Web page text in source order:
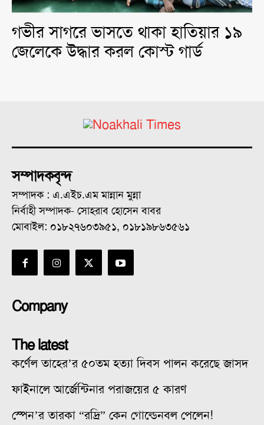
গভীর সাগরে ভাসতে থাকা হাতিয়ার ১৯
জেলেকে উদ্ধার করল কোস্ট গার্ড
সম্পাদকবৃন্দ
সম্পাদক : এ.এইচ.এম মান্নান মুন্না
নির্বাহী সম্পাদক- সোহরাব হোসেন বাবর
মোবাইল: ০১৮২৭৬০৩৯৫১, ০১৮১৯৮৬৩৫৬১
Company
The latest
কর্ণেল তাহের’র ৫০তম হত্যা দিবস পালন করেছে জাসদ
ফাইনালে আর্জেন্টিনার পরাজয়ের ৫ কারণ
স্পেন’র তারকা “রদ্রি” কেন গোল্ডেনবল পেলেন!